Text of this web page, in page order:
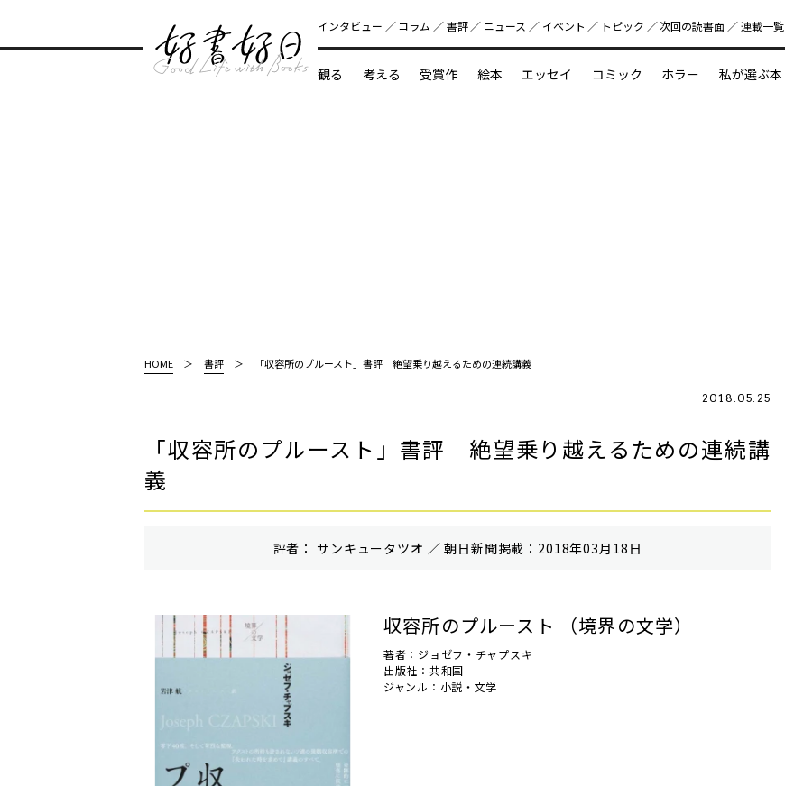
好書好日
インタビュー コラム 書評 ニュース イベント トピック 次回の読書⾯ 連載一覧
観る 考える 受賞作 絵本 エッセイ コミック ホラー 私が選ぶ本
HOME 書評 「収容所のプルースト」書評 絶望乗り越えるための連続講義
2018.05.25
「収容所のプルースト」書評 絶望乗り越えるための連続講
義
評者： サンキュータツオ ／ 朝⽇新聞掲載：2018年03月18日
収容所のプルースト （境界の文学）
著者：ジョゼフ・チャプスキ
出版社：共和国
ジャンル：小説・文学